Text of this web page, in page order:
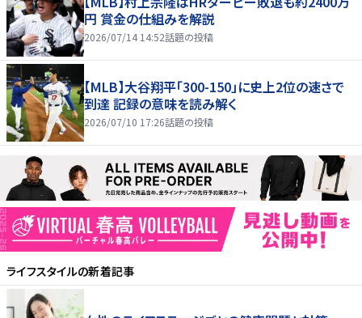
円 賞金の仕組みを解説
2026/07/14 14:52話題の投稿
【MLB】大谷翔平「300-150」に史上2位の速さで
到達 記録の意味を読み解く
2026/07/10 17:26話題の投稿
ライフスタイルの新着記事